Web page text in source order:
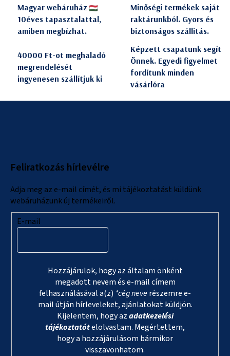
Magyar webáruház
10éves tapasztalattal,
amiben megbízhat.
Minőségi termékek saját
raktárunkból. Gyors és
biztonságos szállitás.
40000 Ft-ot meghaladó
megrendelését
ingyenesen szállítjuk ki
Képzett csapatunk segít
Önnek. Egyedi figyelmet
fordítunk minden
vásárlóra
Feliratkozás hírlevélre
Adja meg az e-mail címét, és mi tájékoztatást küldünk
webáruházunk új termékeiről.
E-mail
Hozzájárulok, hogy az általam önként
megadott nevem és e-mail címem
felhasználásával a(z) *cég neverészemre e-
mail útján hírleveleket, ajánlatokat küldjön.
Kijelentem, hogy azadatkezelési
tájékoztatótelolvastam. Megértettem,
hogy a hozzájárulásom bármikor
visszavonhatom.